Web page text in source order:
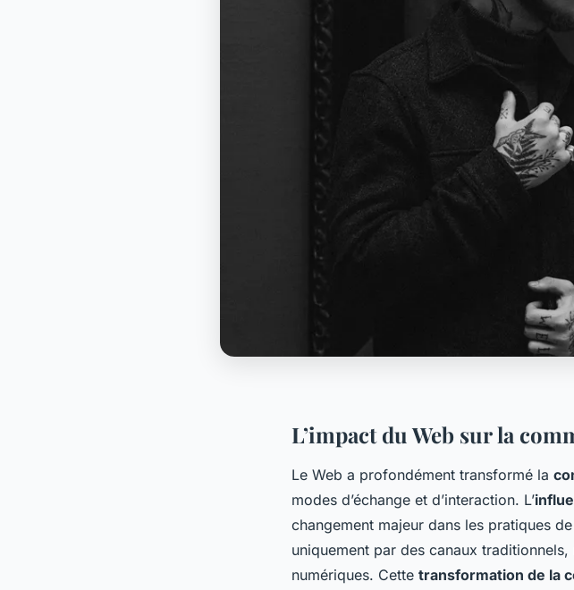
L’impact du Web sur la
Le Web a profondément transformé la
modes d’échange et d’interaction. L’
changement majeur dans les pratiques
uniquement par des canaux
numériques. Cette transformation de la